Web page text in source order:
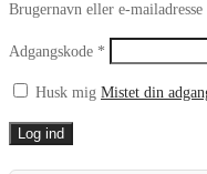
Brugernavn eller e-mailadresse
Adgangskode *
Husk mig Mistet din
Log ind